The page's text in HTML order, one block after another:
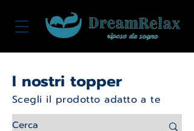
I nostri topper
Scegli il prodotto adatto a te